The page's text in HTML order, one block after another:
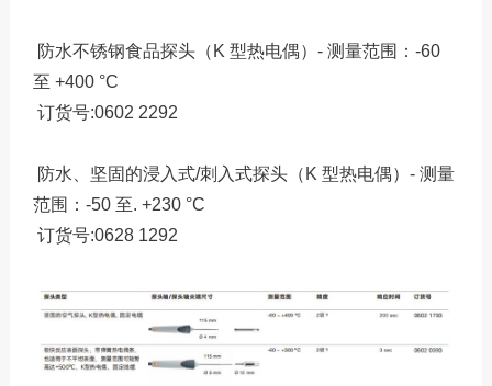
防水不锈钢食品探头（K 型热电偶）- 测量范围：-60
至 +400 °C
订货号:0602 2292
防水、坚固的浸入式/刺入式探头（K 型热电偶）- 测量
范围：-50 至. +230 °C
订货号:0628 1292